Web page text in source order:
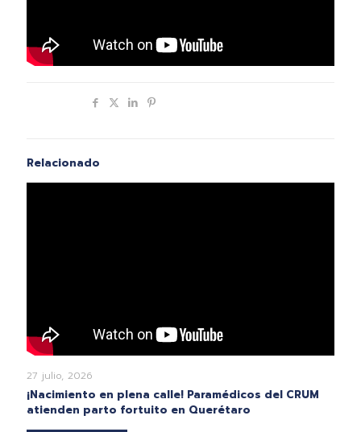
Relacionado
27 julio, 2026
¡Nacimiento en plena calle! Paramédicos del CRUM
atienden parto fortuito en Querétaro